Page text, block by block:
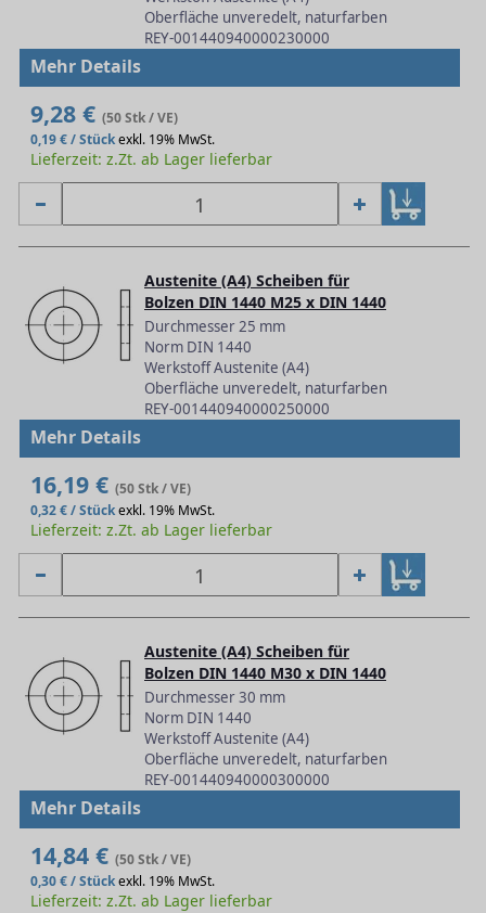
Oberfläche unveredelt, naturfarben
REY-001440940000230000
Mehr Details
9,28 € (50 Stk / VE)
0,19 € / Stückexkl. 19% MwSt.
Lieferzeit: z.Zt. ab Lager lieferbar
Austenite (A4) Scheiben für
Bolzen DIN 1440 M25 x DIN 1440
Durchmesser 25 mm
Norm DIN 1440
Werkstoff Austenite (A4)
Oberfläche unveredelt, naturfarben
REY-001440940000250000
Mehr Details
16,19 € (50 Stk / VE)
0,32 € / Stückexkl. 19% MwSt.
Lieferzeit: z.Zt. ab Lager lieferbar
Austenite (A4) Scheiben für
Bolzen DIN 1440 M30 x DIN 1440
Durchmesser 30 mm
Norm DIN 1440
Werkstoff Austenite (A4)
Oberfläche unveredelt, naturfarben
REY-001440940000300000
Mehr Details
14,84 € (50 Stk / VE)
0,30 € / Stückexkl. 19% MwSt.
Lieferzeit: z.Zt. ab Lager lieferbar